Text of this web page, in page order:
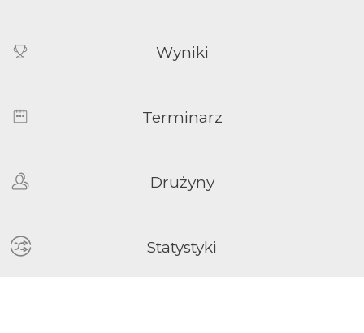
Wyniki
Terminarz
Drużyny
Statystyki